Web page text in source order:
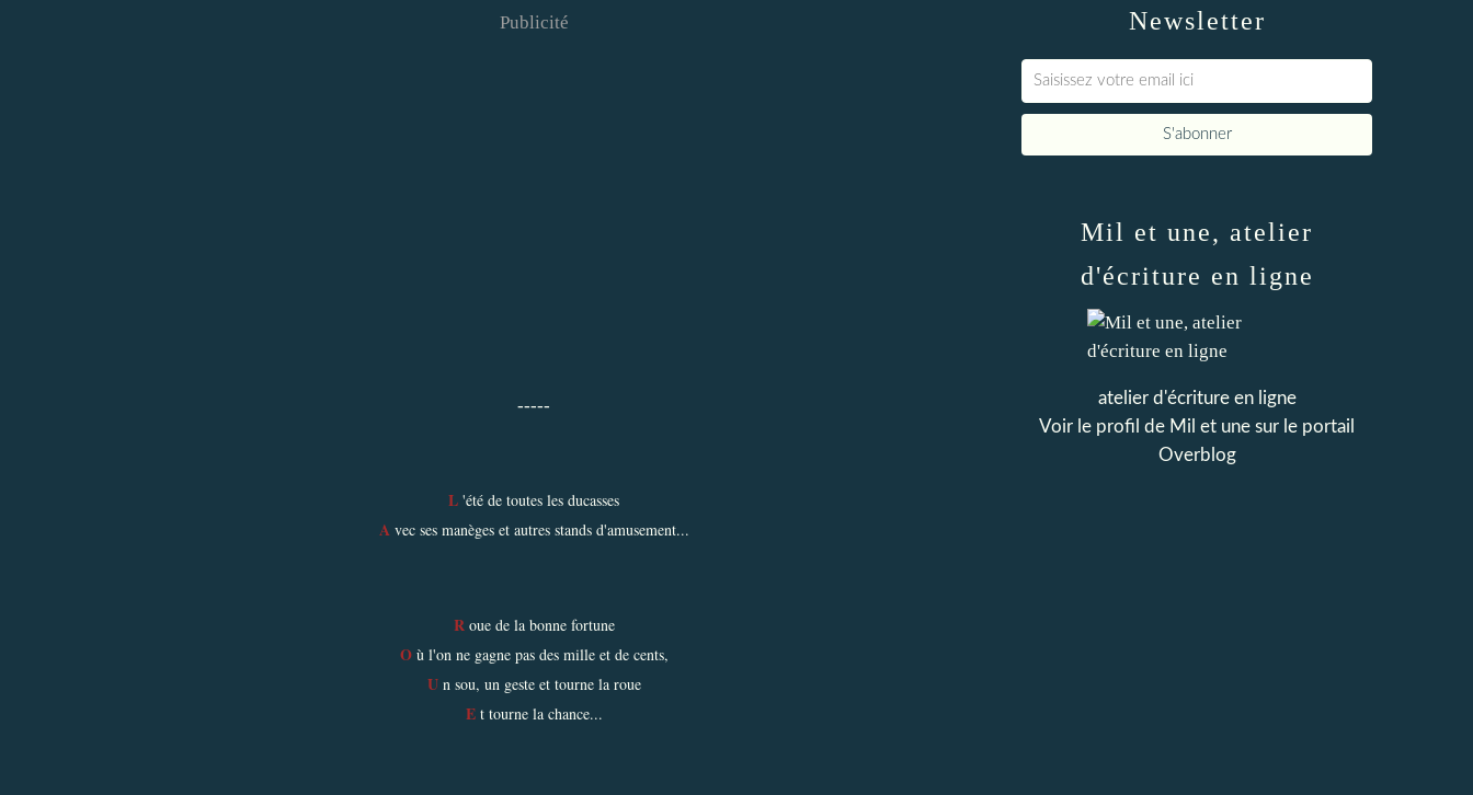
Publicité
-----
L 'été de toutes les ducasses
A vec ses manèges et autres stands d'amusement...
R oue de la bonne fortune
Où l'on ne gagne pas des mille et de cents,
Un sou, un geste et tourne la roue
Et tourne la chance...
Newsletter
Mil et une, atelier
d'écriture en ligne
atelier d'écriture en ligne
Voir le profil de Mil et une sur le portail
Overblog